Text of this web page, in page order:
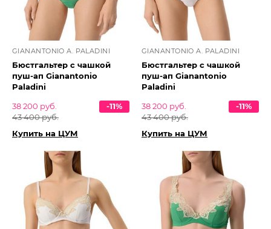
GIANANTONIO A. PALADINI
Бюстгальтер с чашкой
пуш-ап Gianantonio
Paladini
38 200 руб.
43 400 руб.
-11%
Купить на ЦУМ
GIANANTONIO A. PALADINI
Бюстгальтер с чашкой
пуш-ап Gianantonio
Paladini
38 200 руб.
43 400 руб.
-11%
Купить на ЦУМ